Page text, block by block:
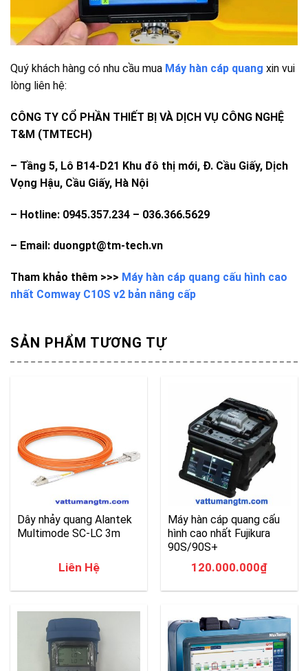
Quý khách hàng có nhu cầu mua Máy hàn cáp quang xin vui
lòng liên hệ:
CÔNG TY CỔ PHẦN THIẾT BỊ VÀ DỊCH VỤ CÔNG NGHỆ
T&M (TMTECH)
– Tầng 5, Lô B14-D21 Khu đô thị mới, Đ. Cầu Giấy, Dịch
Vọng Hậu, Cầu Giấy, Hà Nội
– Hotline: 0945.357.234 – 036.366.5629
– Email: duongpt@tm-tech.vn
Tham khảo thêm >>> Máy hàn cáp quang cấu hình cao
nhất Comway C10S v2 bản nâng cấp
SẢN PHẨM TƯƠNG TỰ
Dây nhảy quang Alantek
Multimode SC-LC 3m
Liên Hệ
Máy hàn cáp quang cấu
hình cao nhất Fujikura
90S/90S+
120.000.000₫